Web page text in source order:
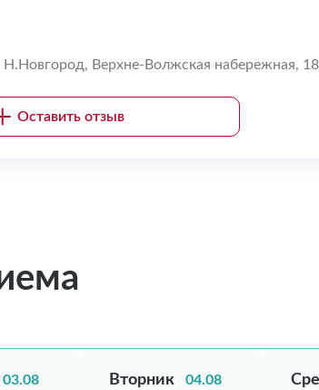
Н.Новгород, Верхне-Волжская набережная,
Оставить отзыв
03.08 Вторник 04.08